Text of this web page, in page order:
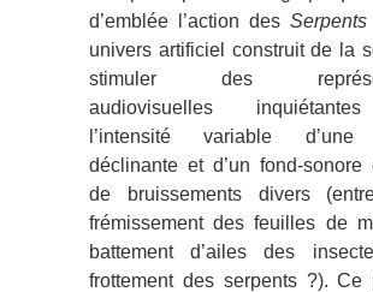
d’emblée l’action des Serpents
univers artificiel construit de la
stimuler des
audiovisuelles
l’intensité variable d’une
déclinante et d’un fond-sonore
de bruissements divers
frémissement des feuilles de
battement d’ailes des
frottement des serpents ?). Ce